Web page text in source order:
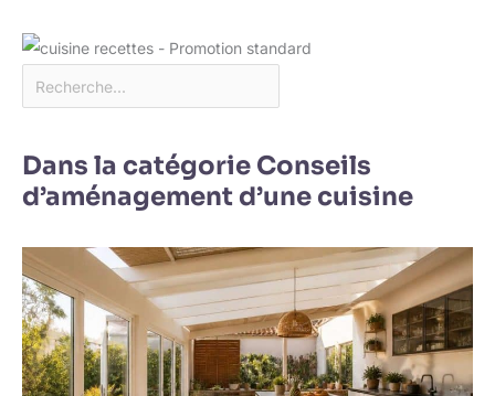
Dans la catégorie Conseils
d’aménagement d’une cuisine